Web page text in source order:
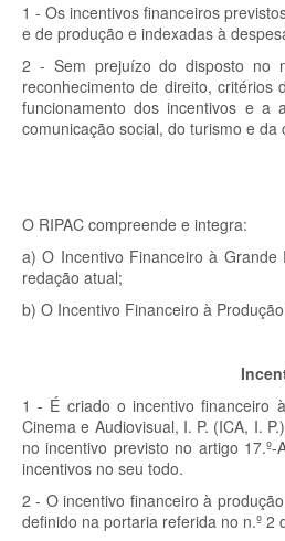
1 - Os incentivos financeiros
e de produção e indexadas à
2 - Sem prejuízo do disposto no
reconhecimento de direito,
funcionamento dos incentivos e a
comunicação social, do turismo e da
O RIPAC compreende e integra:
a) O Incentivo Financeiro à Grande
redação atual;
b) O Incentivo Financeiro à
1 - É criado o incentivo financeiro
Cinema e Audiovisual, I. P. (ICA, I.
no incentivo previsto no artigo 17.º-
incentivos no seu todo.
2 - O incentivo financeiro à
definido na portaria referida no n.º 2